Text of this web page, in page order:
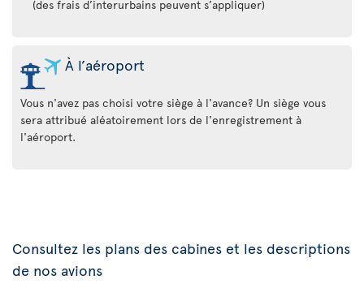
(des frais d’interurbains peuvent s’appliquer)
À l’aéroport
Vous n'avez pas choisi votre siège à l'avance? Un siège vous
sera attribué aléatoirement lors de l'enregistrement à
l'aéroport.
Consultez les plans des cabines et les descriptions
de nos avions